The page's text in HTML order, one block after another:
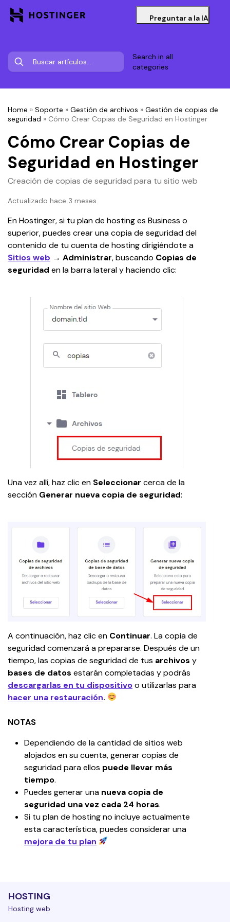
Preguntar a la IA
Search in all
categories
Home » Soporte » Gestión de archivos » Gestión de copias de
seguridad » Cómo Crear Copias de Seguridad en Hostinger
Cómo Crear Copias de
Seguridad en Hostinger
Creación de copias de seguridad para tu sitio web
Actualizado hace 3 meses
En Hostinger, si tu plan de hosting es Business o
superior, puedes crear una copia de seguridad del
contenido de tu cuenta de hosting dirigiéndote a
Sitios web → Administrar, buscando Copias de
seguridad en la barra lateral y haciendo clic:
Una vez allí, haz clic en Seleccionar cerca de la
sección Generar nueva copia de seguridad:
A continuación, haz clic en Continuar. La copia de
seguridad comenzará a prepararse. Después de un
tiempo, las copias de seguridad de tus archivos y
bases de datos estarán completadas y podrás
descargarlas en tu dispositivo o utilizarlas para
hacer una restauración.
NOTAS
Dependiendo de la cantidad de sitios web
alojados en su cuenta, generar copias de
seguridad para ellos puede llevar más
tiempo.
Puedes generar una nueva copia de
seguridad una vez cada 24 horas.
Si tu plan de hosting no incluye actualmente
esta característica, puedes considerar una
mejora de tu plan
HOSTING
Hosting web